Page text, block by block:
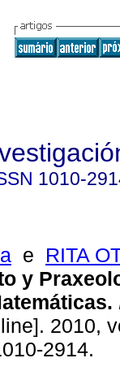
1010-
e RITA
y
.
2010,
2914.